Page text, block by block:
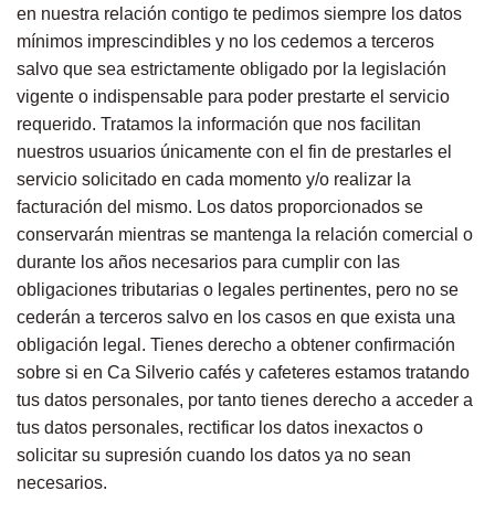
en nuestra relación contigo te pedimos siempre los datos
mínimos imprescindibles y no los cedemos a terceros
salvo que sea estrictamente obligado por la legislación
vigente o indispensable para poder prestarte el servicio
requerido. Tratamos la información que nos facilitan
nuestros usuarios únicamente con el fin de prestarles el
servicio solicitado en cada momento y/o realizar la
facturación del mismo. Los datos proporcionados se
conservarán mientras se mantenga la relación comercial o
durante los años necesarios para cumplir con las
obligaciones tributarias o legales pertinentes, pero no se
cederán a terceros salvo en los casos en que exista una
obligación legal. Tienes derecho a obtener confirmación
sobre si en Ca Silverio cafés y cafeteres estamos tratando
tus datos personales, por tanto tienes derecho a acceder a
tus datos personales, rectificar los datos inexactos o
solicitar su supresión cuando los datos ya no sean
necesarios.